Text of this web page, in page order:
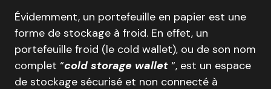
Évidemment, un portefeuille en papier est une
forme de stockage à froid. En effet, un
portefeuille froid (le cold wallet), ou de son nom
complet “cold storage wallet “, est un espace
de stockage sécurisé et non connecté à